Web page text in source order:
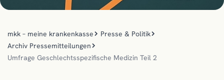
mkk – meine krankenkasse
Presse & Politik
Archiv Pressemitteilungen
Umfrage Geschlechtsspezifische Medizin Teil 2